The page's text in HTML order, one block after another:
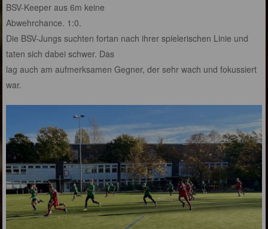
BSV-Keeper aus 6m keine
Abwehrchance. 1:0.
Die BSV-Jungs suchten fortan nach ihrer spielerischen Linie und
taten sich dabei schwer. Das
lag auch am aufmerksamen Gegner, der sehr wach und fokussiert
war.